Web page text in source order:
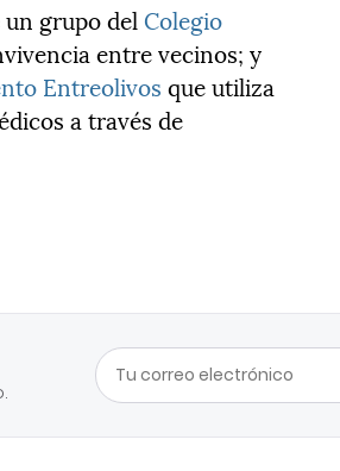
grupo delColegio
entre vecinos; y
Entreolivos que utiliza
a través de